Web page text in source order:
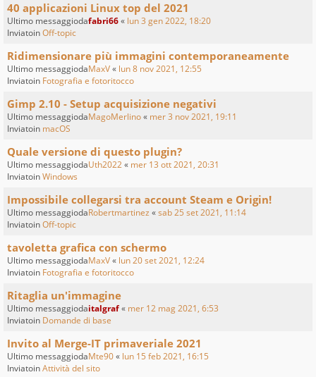
40 applicazioni Linux top del 2021
Ultimo messaggiodafabri66« lun 3 gen 2022, 18:20
InviatoinOff-topic
Ridimensionare più immagini contemporaneamente
Ultimo messaggiodaMaxV« lun 8 nov 2021, 12:55
Inviatoin Fotografia e fotoritocco
Gimp 2.10 - Setup acquisizione negativi
Ultimo messaggiodaMagoMerlino« mer 3 nov 2021, 19:11
Inviatoin macOS
Quale versione di questo plugin?
Ultimo messaggiodaUth2022« mer 13 ott 2021, 20:31
InviatoinWindows
Impossibile collegarsi tra account Steam e Origin!
Ultimo messaggiodaRobertmartinez «sab 25 set 2021, 11:14
InviatoinOff-topic
tavoletta grafica con schermo
Ultimo messaggiodaMaxV« lun 20 set 2021, 12:24
Inviatoin Fotografia e fotoritocco
Ritaglia un'immagine
Ultimo messaggiodaitalgraf« mer 12 mag 2021, 6:53
Inviatoin Domande di base
Invito al Merge-IT primaveriale 2021
Ultimo messaggiodaMte90« lun 15 feb 2021, 16:15
InviatoinAttività del sito